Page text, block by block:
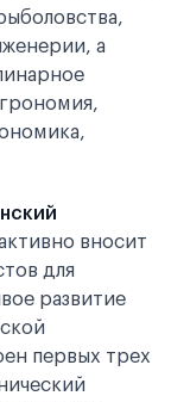
а
вносит
для
развитие
первых трех